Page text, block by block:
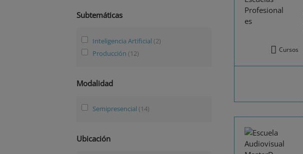
Subtemáticas
Inteligencia Artificial (2)
Producción (12)
Modalidad
Semipresencial (14)
Ubicación
Cursos